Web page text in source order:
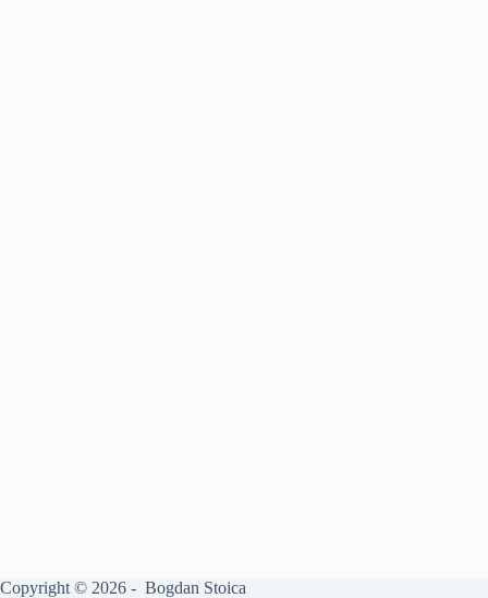
Copyright © 2026 - Bogdan Stoica